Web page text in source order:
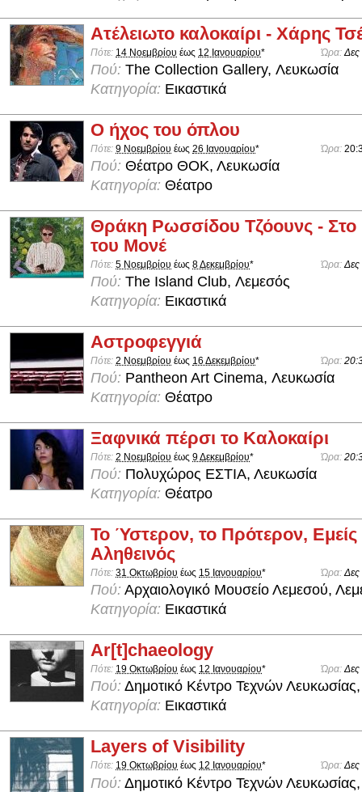
Ατέλειωτο καλοκαίρι - Χάρης
Πότε: 14 Νοεμβρίου έως 12 Ιανουαρίου* Ώρα: Δες
Πού: The Collection Gallery, Λευκωσία
Κατηγορία: Εικαστικά
Ο ήχος του όπλου
Πότε: 9 Νοεμβρίου έως 26 Ιανουαρίου* Ώρα:
Πού: Θέατρο ΘΟΚ, Λευκωσία
Κατηγορία: Θέατρο
Θράκη Ρωσσίδου Τζόουνς - Στο
του Μονέ
Πότε: 5 Νοεμβρίου έως 8 Δεκεμβρίου* Ώρα:Δες
Πού: The Island Club, Λεμεσός
Κατηγορία: Εικαστικά
Αστροφεγγιά
Πότε: 2 Νοεμβρίου έως 16 Δεκεμβρίου* Ώρα:
Πού: Pantheon Art Cinema, Λευκωσία
Κατηγορία: Θέατρο
Ξαφνικά πέρσι το Καλοκαίρι
Πότε: 2 Νοεμβρίου έως 9 Δεκεμβρίου* Ώρα:
Πού: Πολυχώρος ΕΣΤΙΑ, Λευκωσία
Κατηγορία: Θέατρο
Το Ύστερον, το Πρότερον,
Αληθεινός
Πότε: 31 Οκτωβρίου έως 15 Ιανουαρίου* Ώρα:Δες
Πού: Αρχαιολογικό Μουσείο Λεμεσού,
Κατηγορία: Εικαστικά
Ar[t]chaeology
Πότε: 19 Οκτωβρίου έως 12 Ιανουαρίου* Ώρα:Δες
Πού: Δημοτικό Κέντρο Τεχνών
Κατηγορία: Εικαστικά
Layers of Visibility
Πότε: 19 Οκτωβρίου έως 12 Ιανουαρίου* Ώρα:Δες
Πού: Δημοτικό Κέντρο Τεχνών